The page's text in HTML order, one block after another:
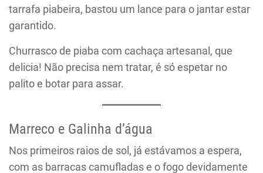
tarrafa piabeira, bastou um lance para o jantar estar
garantido.
Churrasco de piaba com cachaça artesanal, que
delicia! Não precisa nem tratar, é só espetar no
palito e botar para assar.
Marreco e Galinha d’água
Nos primeiros raios de sol, já estávamos a espera,
com as barracas camufladas e o fogo devidamente